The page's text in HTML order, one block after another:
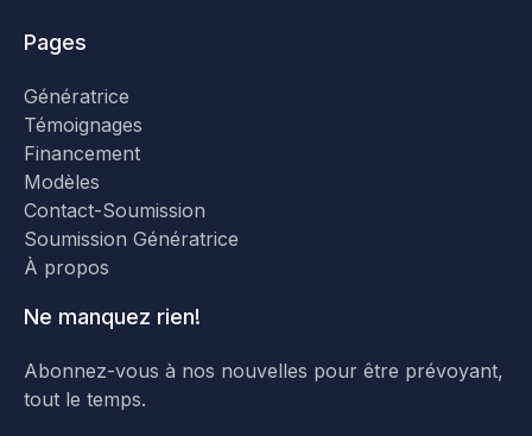
Pages
Génératrice
Témoignages
Financement
Modèles
Contact-Soumission
Soumission Génératrice
À propos
Ne manquez rien!
Abonnez-vous à nos nouvelles pour être prévoyant,
tout le temps.